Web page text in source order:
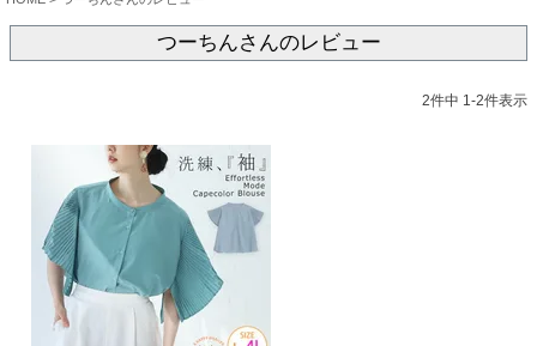
つーちんさんのレビュー
2件中 1-2件表示